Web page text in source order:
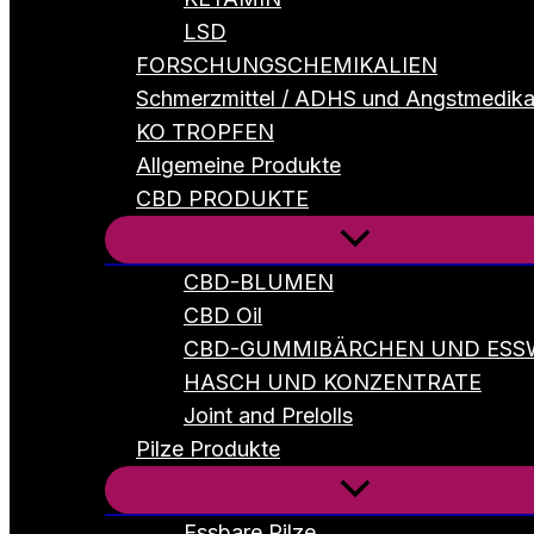
LSD
FORSCHUNGSCHEMIKALIEN
Schmerzmittel / ADHS und
KO TROPFEN
Allgemeine Produkte
CBD PRODUKTE
CBD-BLUMEN
CBD Oil
CBD-GUMMIBÄRCHEN UND
HASCH UND KONZENTRATE
Joint and Prelolls
Pilze Produkte